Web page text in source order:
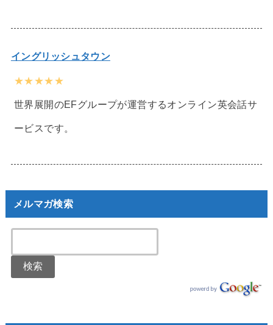
イングリッシュタウン
★★★★★
世界展開のEFグループが運営するオンライン英会話サ
ービスです。
メルマガ検索